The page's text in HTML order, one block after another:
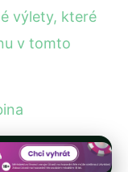
výlety, které
v tomto